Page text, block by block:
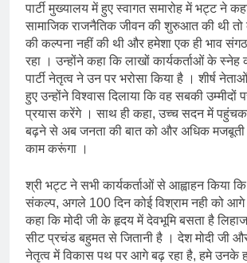
पार्टी मुख्यालय में हुए स्वागत समारोह में भट्ट ने
सामाजिक राजनैतिक जीवन की शुरुआत की थी तो
की कल्पना नहीं की थी और हमेशा एक ही भाव
रहा । उन्होंने कहा कि लाखों कार्यकर्ताओं के स्नेह
पार्टी नेतृत्व ने उन पर भरोसा किया है । शीर्ष
हुए उन्होंने विश्वास दिलाया कि वह सबकी उम्मीदों
प्रयास करेंगे । साथ ही कहा, उच्च सदन में
बढ़ने से अब जनता की बात को और अधिक
काम करूंगा ।
श्री भट्ट ने सभी कार्यकर्ताओं से आह्वाहन किया
संकल्प, अगले 100 दिन कोई विश्राम नही को आगे
कहा कि मोदी जी के हृदय में देवभूमि बसता है
सीट प्रचंड बहुमत से जितानी है । देश मोदी जी
नेतृत्व में विकास पथ पर आगे बढ़ रहा है, हमे उनके